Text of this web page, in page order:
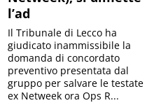
l’ad
Il Tribunale di Lecco ha
giudicato inammissibile la
domanda di concordato
preventivo presentata dal
gruppo per salvare le testate
ex Netweek ora Ops R...